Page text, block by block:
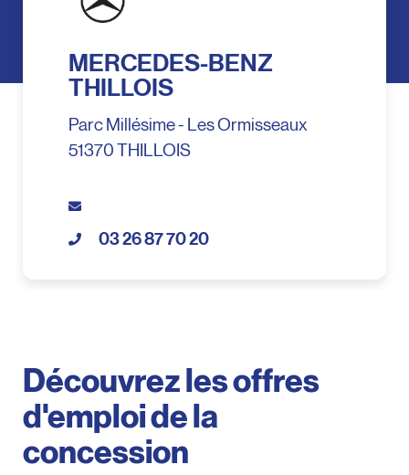
MERCEDES-BENZ
THILLOIS
Parc Millésime - Les Ormisseaux
51370 THILLOIS
03 26 87 70 20
Découvrez les offres
d'emploi de la
concession